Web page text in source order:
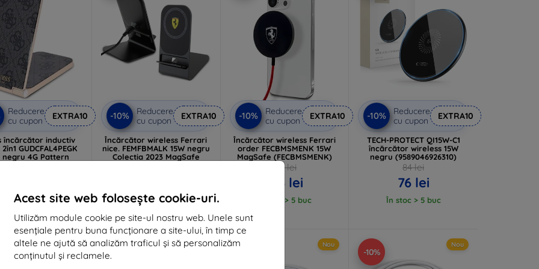
Acest site web folosește cookie-uri.
Utilizăm module cookie pe site-ul nostru web. Unele sunt
esențiale pentru buna funcționare a site-ului, în timp ce
altele ne ajută să analizăm traficul și să personalizăm
conținutul și reclamele.
Reducere
cu cupon
EXTRA10
încărcător inductiv
GUDCFAL4PEGK
negru 4G Pattern
275 lei
-10%
Reducere
cu cupon
EXTRA10
Încărcător wireless Ferrari
nice. FEMFBMALK 15W negru
Colectia 2023 MagSafe
178 lei
În stoc > 5 buc
-10%
Reducere
cu cupon
EXTRA10
Încărcător wireless Ferrari
order FECBMSMENK 15W
MagSafe (FECBMSMENK)
151 lei
136 lei
În stoc > 5 buc
-10%
Reducere
cu cupon
EXTRA10
TECH-PROTECT QI15W-C1
încărcător wireless 15W
negru (9589046926310)
84 lei
76 lei
În stoc > 5 buc
Nou
-10%
Nou Nou
-10%
Nou